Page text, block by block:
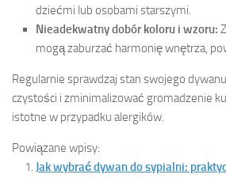
dziećmi lub osobami starszymi.
Nieadekwatny dobór koloru i wzoru:
mogą zaburzać harmonię wnętrza,
Regularnie sprawdzaj stan swojego
czystości i zminimalizować gromadzenie
istotne w przypadku alergików.
Powiązane wpisy:
Jak wybrać dywan do sypialni: